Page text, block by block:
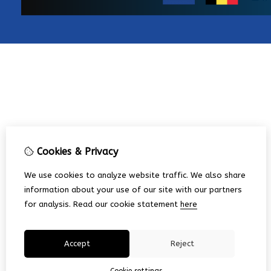
Cookies & Privacy
We use cookies to analyze website traffic. We also share
information about your use of our site with our partners
for analysis. Read our cookie statement here
Accept Reject